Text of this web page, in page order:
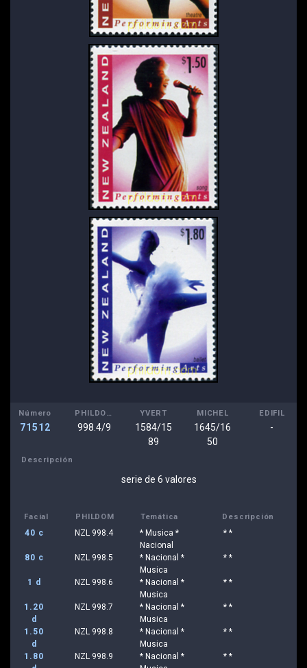
Número
71512
PHILDOM
998.4/9
YVERT
1584/15
89
MICHEL
1645/16
50
EDIFIL
-
Descripción
serie de 6 valores
Facial PHILDOM Temática Descripción
40 c NZL 998.4
* Musica *
Nacional
* *
80 c NZL 998.5
* Nacional *
Musica
* *
1 d NZL 998.6
* Nacional *
Musica
* *
1.20
d
NZL 998.7
* Nacional *
Musica
* *
1.50
d
NZL 998.8
* Nacional *
Musica
* *
1.80
NZL 998.9
* Nacional *
* *